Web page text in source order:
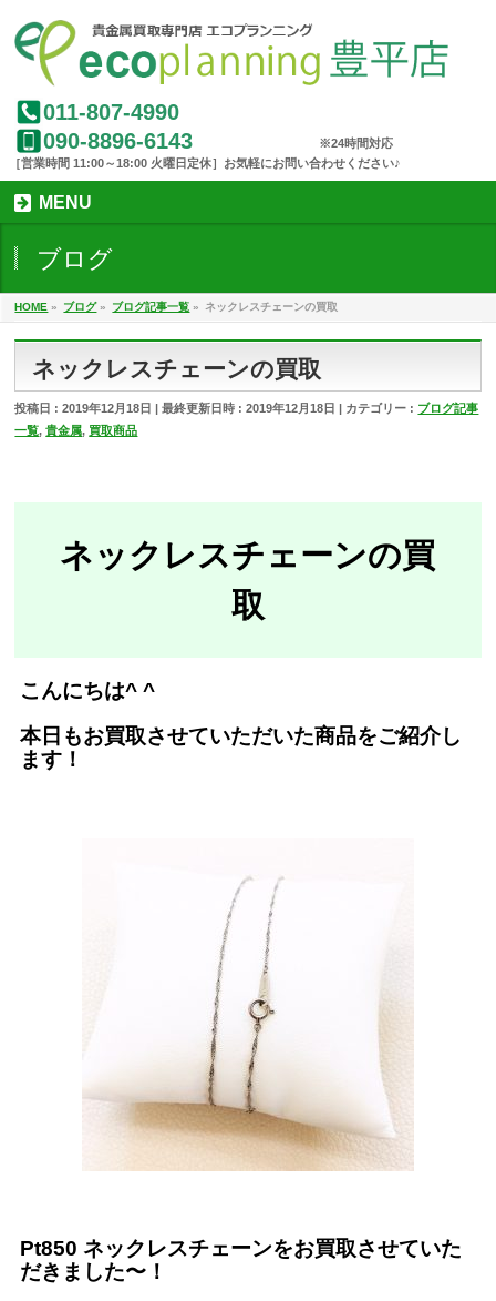
011-807-4990
090-8896-6143
MENU
ブログ
HOME » ブログ» ブログ記事一覧 » ネックレスチェーンの買取
ネックレスチェーンの買取
投稿日 : 2019年12月18日 最終更新日時 : 2019年12月18日 カテゴリー : ブログ記事
一覧,貴金属, 買取商品
ネックレスチェーンの買
取
こんにちは^ ^
本日もお買取させていただいた商品をご紹介し
ます！
Pt850 ネックレスチェーンをお買取させていた
だきました〜！